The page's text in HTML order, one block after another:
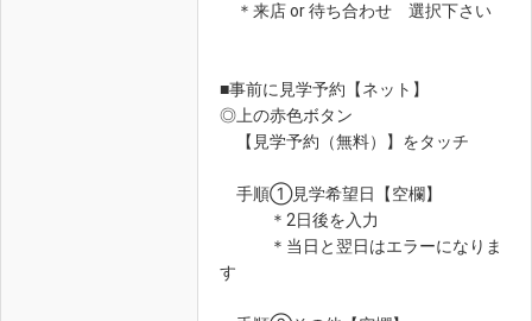
＊来店 or 待ち合わせ 選択下さい
■事前に見学予約【ネット】
◎上の赤色ボタン
【見学予約（無料）】をタッチ
手順①見学希望日【空欄】
＊2日後を入力
＊当日と翌日はエラーになりま
す